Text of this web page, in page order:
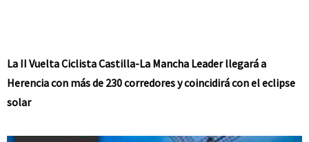
La II Vuelta Ciclista Castilla-La Mancha Leader llegará a
Herencia con más de 230 corredores y coincidirá con el eclipse
solar